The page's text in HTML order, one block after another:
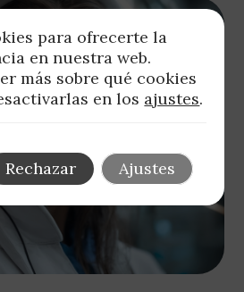
para ofrecerte la
en nuestra web.
más sobre qué cookies
en los ajustes.
Rechazar Ajustes